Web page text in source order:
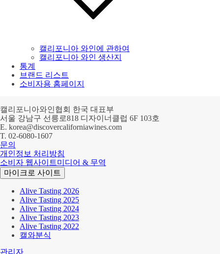
캘리포니아 와인에 관하여
캘리포니아 와인 생산지
통계
브랜드 리스트
소비자용 홈페이지
캘리포니아와인협회 한국 대표부
서울 강남구 선릉로818 디자이너클럽 6F 103호
E. korea@discovercaliforniawines.com
T. 02-6080-1607
문의
개인정보 처리방침
소비자 웹사이트미디어 & 무역
마이크로 사이트
Alive Tasting 2026
Alive Tasting 2025
Alive Tasting 2024
Alive Tasting 2023
Alive Tasting 2022
캘와분식
관리자